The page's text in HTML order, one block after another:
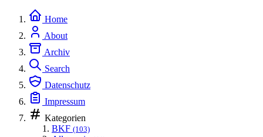
Home
About
Archiv
Search
Datenschutz
Impressum
Kategorien
BKF (103)